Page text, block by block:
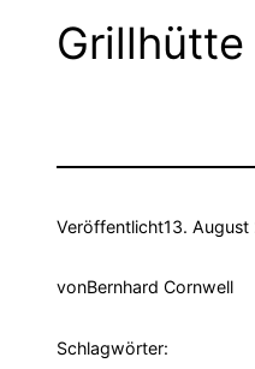
Grillhütte
Veröffentlicht13. August
vonBernhard Cornwell
Schlagwörter: